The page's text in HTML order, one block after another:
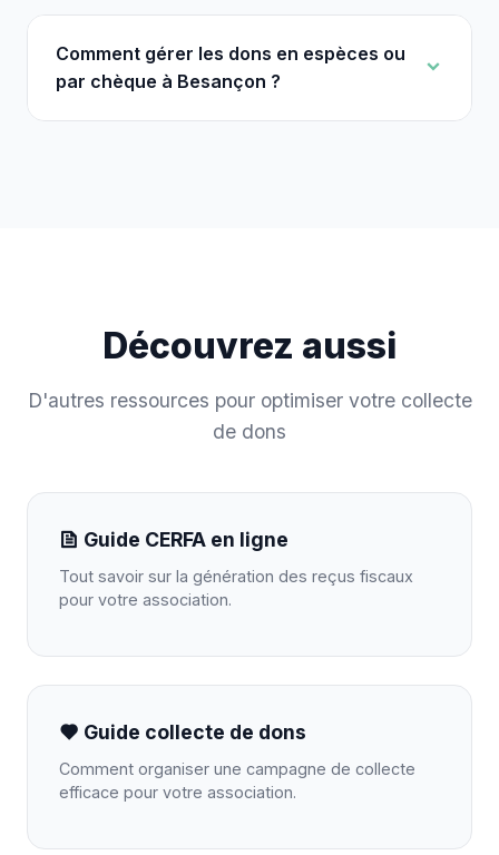
Comment gérer les dons en espèces ou
par chèque à Besançon ?
Découvrez aussi
D'autres ressources pour optimiser votre collecte
de dons
Guide CERFA en ligne
Tout savoir sur la génération des reçus fiscaux
pour votre association.
Guide collecte de dons
Comment organiser une campagne de collecte
efficace pour votre association.